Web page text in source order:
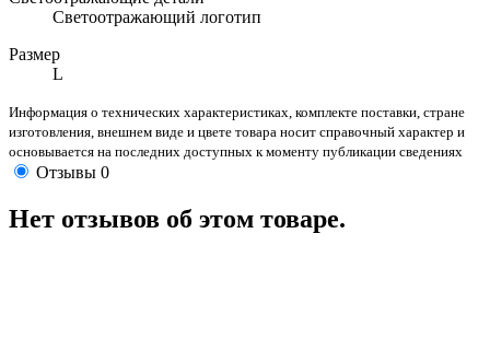
Светоотражающий логотип
Размер
L
Информация о технических характеристиках, комплекте поставки, стране
изготовления, внешнем виде и цвете товара носит справочный характер и
основывается на последних доступных к моменту публикации сведениях
Отзывы 0
Нет отзывов об этом товаре.